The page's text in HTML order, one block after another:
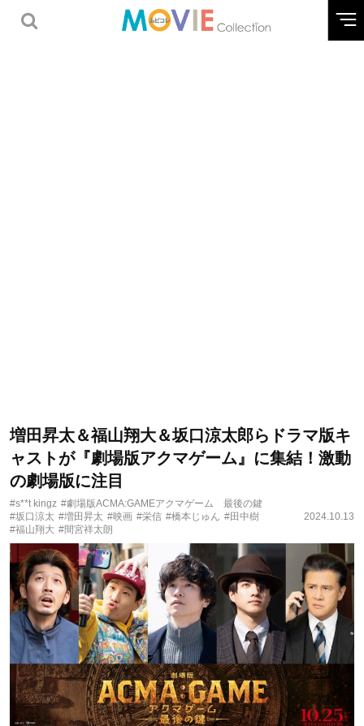
増田昇太＆福山翔大＆坂口涼太郎らドラマ版キ
ャストが『劇場版アクマゲーム』に集結！激動
の劇場版に注目
#s**t kingz #劇場版ACMA:GAMEアクマゲーム 最後の鍵
#坂口涼太 #増田昇太 #映画 #栄信 #橋本じゅん #田中樹
#福山翔大 #間宮祥太朗
2024.10.13